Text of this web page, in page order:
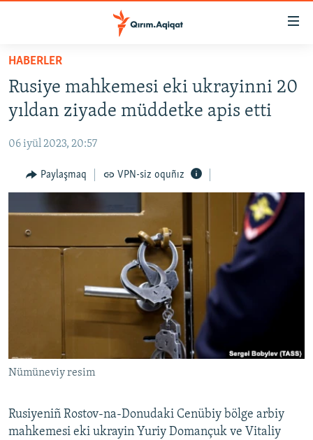
Esas
qaytmaq
Baş
navigatsiyağa
qaytmaq
qaytmaq
SİYASET
İQTİSADİYAT
CEMİYET
MEDENİYET
SÜRET
Українською
HABERLER
Rusiye mahkemesi eki ukrayinni 20
yıldan ziyade müddetke apis etti
06 iyül 2023, 20:57
Paylaşmaq VPN-siz oquñız
Nümüneviy resim
Rusiyeniñ Rostov-na-Donudaki Cenübiy bölge arbiy
mahkemesi eki ukrayin Yuriy Domançuk ve Vitaliy